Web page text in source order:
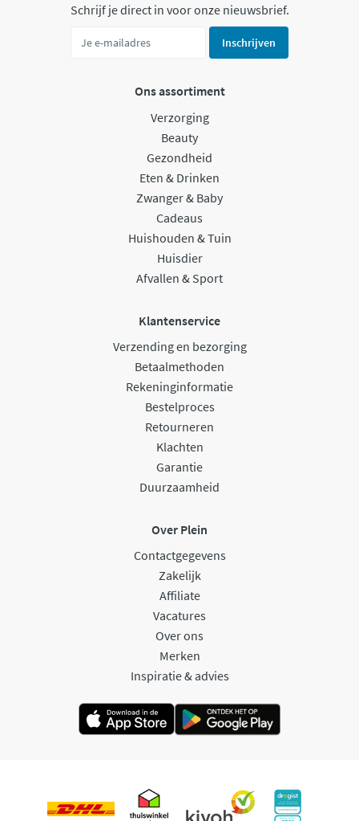
Schrijf je direct in voor onze nieuwsbrief.
Inschrijven
Ons assortiment
Verzorging
Beauty
Gezondheid
Eten & Drinken
Zwanger & Baby
Cadeaus
Huishouden & Tuin
Huisdier
Afvallen & Sport
Klantenservice
Verzending en bezorging
Betaalmethoden
Rekeninginformatie
Bestelproces
Retourneren
Klachten
Garantie
Duurzaamheid
Over Plein
Contactgegevens
Zakelijk
Affiliate
Vacatures
Over ons
Merken
Inspiratie & advies